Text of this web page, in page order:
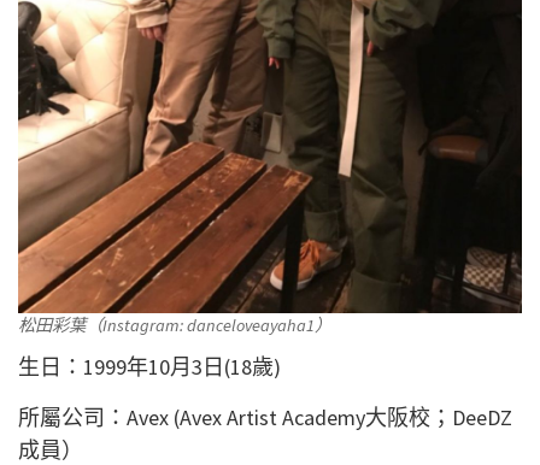
松田彩葉（Instagram: danceloveayaha1）
生日：1999年10月3日(18歲)
所屬公司：Avex (Avex Artist Academy大阪校；DeeDZ
成員）